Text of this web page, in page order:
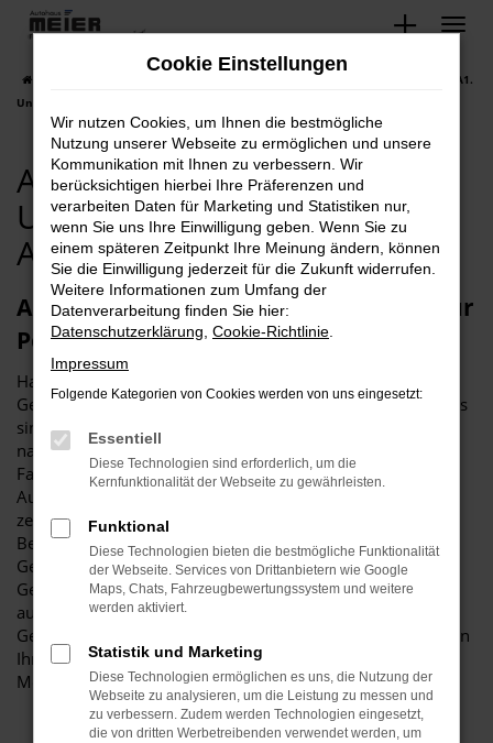
Zum
springen
Audi Petershagen, Audi A1.
Unsere Gebrauchtwagen Angebote!
Audi Petershagen, Audi A1.
Unsere Gebrauchtwagen
Angebote!
Audi A1 Gebrauchtwagen – Mobilität für
Petershagen
Haben Sie schon einmal nachgezählt, wie viele Audi A1
Gebrauchtwagen in Petershagen und Umgebung unterwegs
sind. Wir vom Autohaus Meier kennen die genaue Zahl
natürlich auch nicht, wissen aber, dass wir bereits viele
Fahrzeuge verkauft haben. Der Grund liegt auf der Hand:
Audi A1 Gebrauchtwagen sind überaus langlebig und
zeichnen sich durch eine erstklassige Verarbeitung aus.
Besonders, wer mit einem Modell aus einer neueren
Generation und somit einem jungen Audi A1
Gebrauchtwagen in Petershagen unterwegs ist, darf sich
auch noch auf jede Menge Extras und Assistenten freuen.
Gerne stehen wir Ihnen beratend zur Seite und präsentieren
Ihnen eine breite Auswahl an in Frage kommenden
Modellen. In Topzustand, versteht sich.
Cookie Einstellungen
Wir nutzen Cookies, um Ihnen die bestmögliche
Nutzung unserer Webseite zu ermöglichen und unsere
Kommunikation mit Ihnen zu verbessern. Wir
berücksichtigen hierbei Ihre Präferenzen und
verarbeiten Daten für Marketing und Statistiken nur,
wenn Sie uns Ihre Einwilligung geben. Wenn Sie zu
einem späteren Zeitpunkt Ihre Meinung ändern, können
Sie die Einwilligung jederzeit für die Zukunft widerrufen.
Weitere Informationen zum Umfang der
Datenverarbeitung finden Sie hier:
Datenschutzerklärung Cookie-Richtlinie
Impressum
Folgende Kategorien von Cookies werden von uns eingesetzt:
Essentiell
Diese Technologien sind erforderlich, um die
Kernfunktionalität der Webseite zu gewährleisten.
Funktional
Diese Technologien bieten die bestmögliche Funktionalität
der Webseite. Services von Drittanbietern wie Google
Maps, Chats, Fahrzeugbewertungssystem und weitere
werden aktiviert.
Statistik und Marketing
Diese Technologien ermöglichen es uns, die Nutzung der
Webseite zu analysieren, um die Leistung zu messen und
zu verbessern. Zudem werden Technologien eingesetzt,
die von dritten Werbetreibenden verwendet werden, um